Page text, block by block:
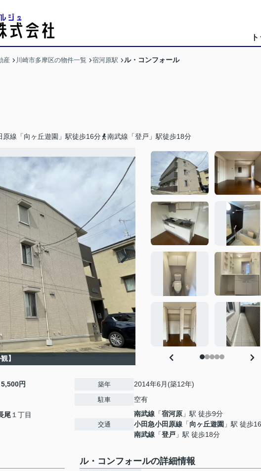
産 川崎市多摩区の物件一覧 宿河原駅 ル・コンフォール
原線「向ヶ丘遊園」駅徒歩16分 南武線「登戸」駅徒歩18分
】
5,500円
尾 １丁目
築年 2014年6月(築12年)
駐車 空有
交通
南武線 「宿河原 」駅 徒歩9分
小田急小田原線 「向ヶ丘遊園 」駅 徒歩
南武線 「登戸 」駅 徒歩18分
ル・コンフォールの詳細情報